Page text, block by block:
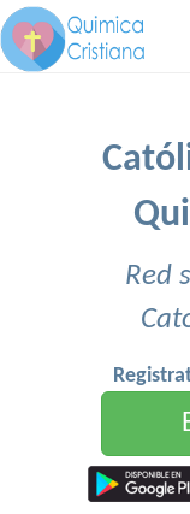
Red